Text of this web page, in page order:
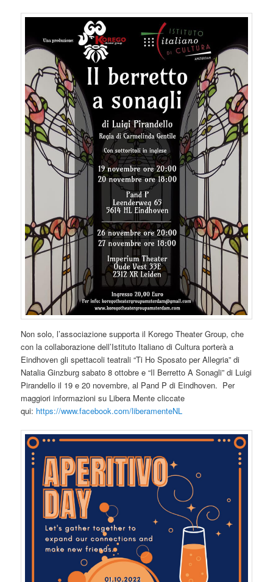
Non solo, l’associazione supporta il Korego Theater Group, che
con la collaborazione dell’Istituto Italiano di Cultura porterà a
Eindhoven gli spettacoli teatrali “Ti Ho Sposato per Allegria” di
Natalia Ginzburg sabato 8 ottobre e “Il Berretto A Sonagli” di Luigi
Pirandello il 19 e 20 novembre, al Pand P di Eindhoven. Per
maggiori informazioni su Libera Mente cliccate
qui: https://www.facebook.com/liberamenteNL